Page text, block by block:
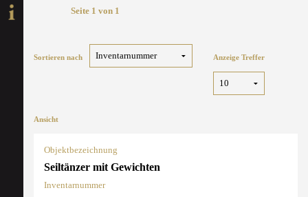
Seite 1 von 1
Sortieren nach Anzeige Treffer
Ansicht
Objektbezeichnung
Seiltänzer mit Gewichten
Inventarnummer